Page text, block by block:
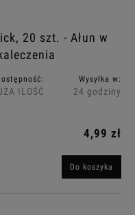
20 szt. - Ałun w
ILOŚĆ
Wysyłka w:
24 godziny
4,99 zł
Do koszyka